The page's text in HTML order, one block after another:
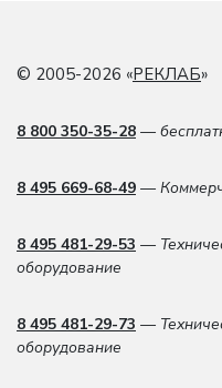
© 2005-2026 «РЕКЛАБ»
8 800 350-35-28 —
8 495 669-68-49 —
8 495 481-29-53 —
оборудование
8 495 481-29-73 —
оборудование